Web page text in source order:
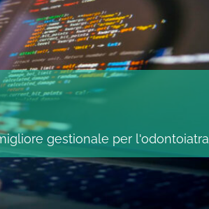
gestionale per l'odontoiatra